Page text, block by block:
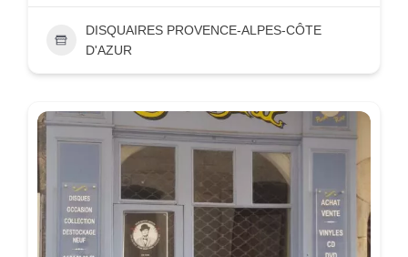
DISQUAIRES PROVENCE-ALPES-CÔTE
D'AZUR